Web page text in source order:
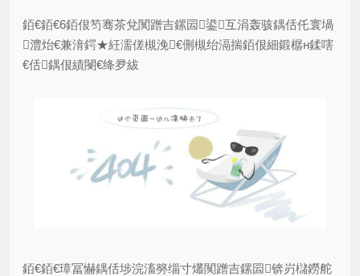
銆€銆€6銆佷笉骞茶兌闃蹭吉鏍囩鍙互涓轰骇鍝佸仛寰堝
澧炲€兼湇鍔★紝濡傞槻浼€侀槻绐滆揣銆佷細鍛樼н鍒嗐
€佸鍝佷績閿€绛夛紱
銆€銆€璋冨懗鍝佸埗浣滀簩缁寸爜闃蹭吉鏍囩锛岃櫧鐒舵